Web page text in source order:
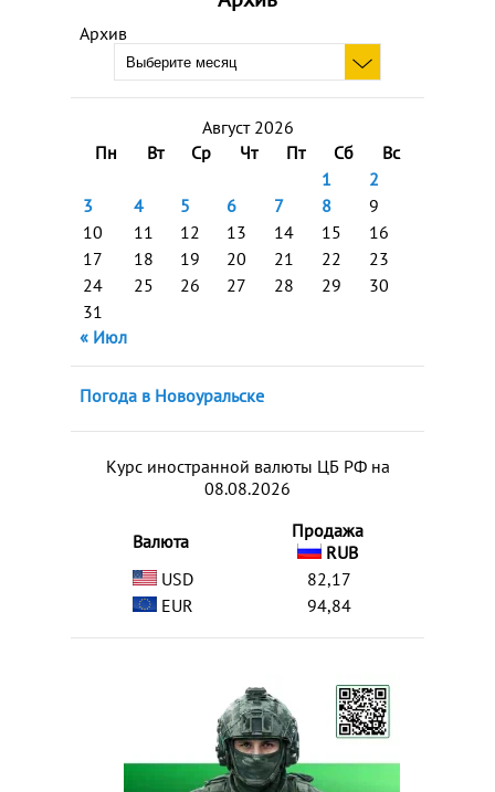
Архив
Август 2026
Пн
Вт Ср Чт Пт Сб
Вс
1
2
3
4 5 6 7 8
9
10
11 12 13 14 15
16
17
18 19 20 21 22
23
24
25 26 27 28 29
30
31
« Июл
Погода в Новоуральске
Курс иностранной валюты ЦБ РФ на
08.08.2026
Валюта
Продажа
RUB
USD
82,17
EUR
94,84